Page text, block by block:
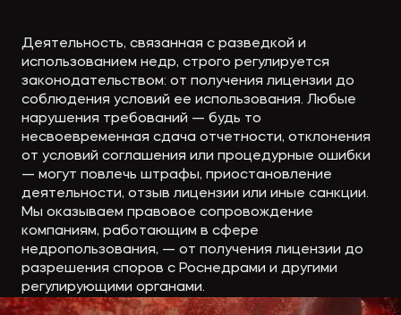
правоПолезные
материалы
Статьи
Деятельность, связанная с разведкой и
использованием недр, строго регулируется
законодательством: от получения лицензии до
соблюдения условий ее использования. Любые
нарушения требований — будь то
несвоевременная сдача отчетности, отклонения
от условий соглашения или процедурные ошибки
— могут повлечь штрафы, приостановление
деятельности, отзыв лицензии или иные санкции.
Мы оказываем правовое сопровождение
компаниям, работающим в сфере
недропользования, — от получения лицензии до
разрешения споров с Роснедрами и другими
регулирующими органами.